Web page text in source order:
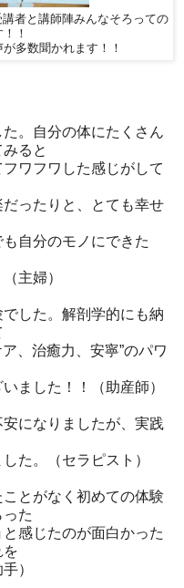
者と講師陣みんなそろっての
！
多数聞かれます！！
。自分の体にたくさん
ると
ワフワした感じがして
ったりと、とても幸せ
自分のモノにできた
主婦）
した。解剖学的にも納
、治癒力、安寧”のパワ
ました！！（助産師）
になりましたが、実践
た。（セラピスト）
ことがなく初めての体験
た
感じたのが面白かった
を
）